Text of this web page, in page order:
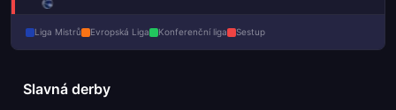
Liga Mistrů Evropská Liga Konferenční liga Sestup
Slavná derby